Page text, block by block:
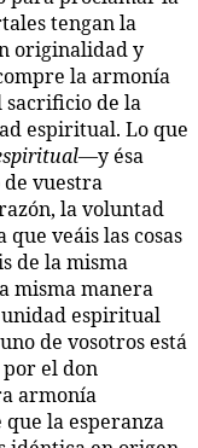
tengan la
originalidad y
la armonía
sacrificio de la
espiritual. Lo que
—y ésa
vuestra
la voluntad
veáis las cosas
de la misma
misma manera
espiritual
de vosotros está
por el don
armonía
la esperanza